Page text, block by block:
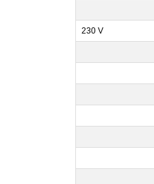
230 V